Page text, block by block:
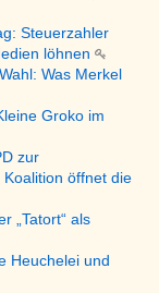
Steuerzahler
löhnen
Was Merkel
Groko im
zur
öffnet die
„Tatort“ als
Heuchelei und